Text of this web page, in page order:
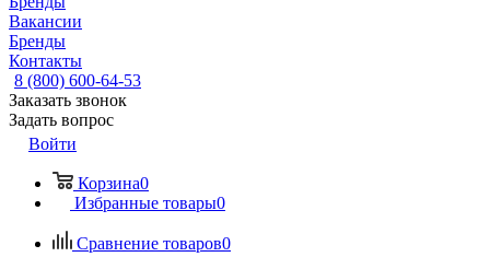
Вакансии
Бренды
Контакты
8 (800) 600-64-53
Заказать звонок
Задать вопрос
Войти
Корзина0
Избранные товары0
Сравнение товаров0